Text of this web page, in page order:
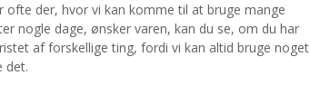
der, hvor vi kan komme til at bruge mange
nogle dage, ønsker varen, kan du se, om du har
af forskellige ting, fordi vi kan altid bruge noget
det.